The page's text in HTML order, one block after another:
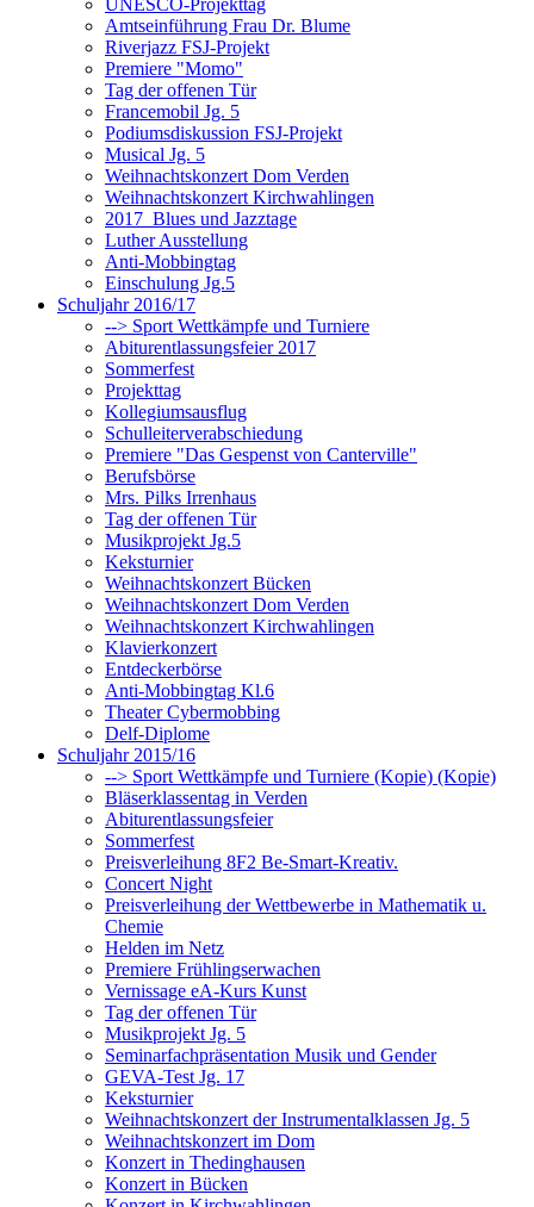
UNESCO-Projekttag
Amtseinführung Frau Dr. Blume
Riverjazz FSJ-Projekt
Premiere "Momo"
Tag der offenen Tür
Francemobil Jg. 5
Podiumsdiskussion FSJ-Projekt
Musical Jg. 5
Weihnachtskonzert Dom Verden
Weihnachtskonzert Kirchwahlingen
2017_Blues und Jazztage
Luther Ausstellung
Anti-Mobbingtag
Einschulung Jg.5
Schuljahr 2016/17
--> Sport Wettkämpfe und Turniere
Abiturentlassungsfeier 2017
Sommerfest
Projekttag
Kollegiumsausflug
Schulleiterverabschiedung
Premiere "Das Gespenst von Canterville"
Berufsbörse
Mrs. Pilks Irrenhaus
Tag der offenen Tür
Musikprojekt Jg.5
Keksturnier
Weihnachtskonzert Bücken
Weihnachtskonzert Dom Verden
Weihnachtskonzert Kirchwahlingen
Klavierkonzert
Entdeckerbörse
Anti-Mobbingtag Kl.6
Theater Cybermobbing
Delf-Diplome
Schuljahr 2015/16
--> Sport Wettkämpfe und Turniere (Kopie) (Kopie)
Bläserklassentag in Verden
Abiturentlassungsfeier
Sommerfest
Preisverleihung 8F2 Be-Smart-Kreativ.
Concert Night
Preisverleihung der Wettbewerbe in Mathematik u.
Chemie
Helden im Netz
Premiere Frühlingserwachen
Vernissage eA-Kurs Kunst
Tag der offenen Tür
Musikprojekt Jg. 5
Seminarfachpräsentation Musik und Gender
GEVA-Test Jg. 17
Keksturnier
Weihnachtskonzert der Instrumentalklassen Jg. 5
Weihnachtskonzert im Dom
Konzert in Thedinghausen
Konzert in Bücken